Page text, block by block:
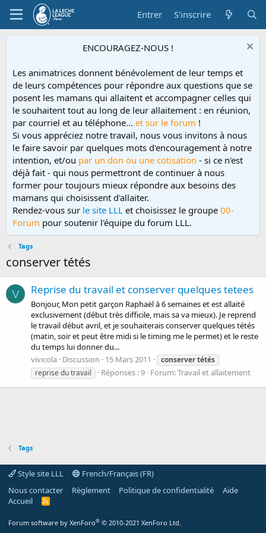
Entrer S'inscrire
ENCOURAGEZ-NOUS !
Les animatrices donnent bénévolement de leur temps et
de leurs compétences pour répondre aux questions que se
posent les mamans qui allaitent et accompagner celles qui
le souhaitent tout au long de leur allaitement : en réunion,
par courriel et au téléphone... et sur le forum !
Si vous appréciez notre travail, nous vous invitons à nous
le faire savoir par quelques mots d'encouragement à notre
intention, et/ou par un don ou une cotisation - si ce n'est
déjà fait - qui nous permettront de continuer à nous
former pour toujours mieux répondre aux besoins des
mamans qui choisissent d'allaiter.
Rendez-vous sur le site LLL et choisissez le groupe 00-
Forum pour soutenir l'équipe du forum LLL.
Tags
conserver tétés
V Reprise du travail et conserver quelques tetees
Bonjour, Mon petit garçon Raphaël à 6 semaines et est allaité
exclusivement (début très difficile, mais sa va mieux). Je reprend
le travail début avril, et je souhaiterais conserver quelques tétés
(matin, soir et peut être midi si le timing me le permet) et le reste
du temps lui donner du...
vivicola Discussion 15 Mars 2011 conservertétés
reprise du travail
Réponses : 9 Forum:Travail et allaitement
Tags
Style site LLL
French/Français (FR)
Nous contacter
Règlement Politique de confidentialité
Aide
Accueil
R
Forum software by XenForo® © 2010-2021 XenForo Ltd.